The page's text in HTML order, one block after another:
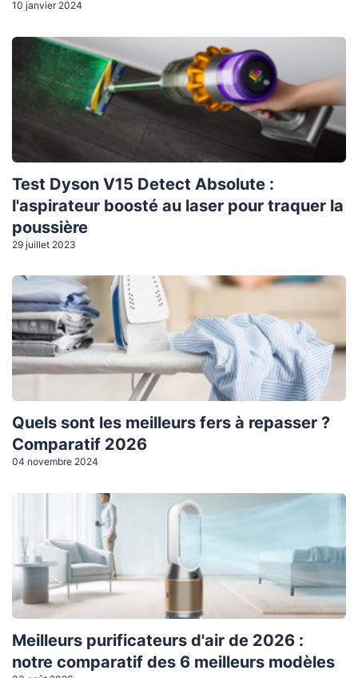
10 janvier 2024
Test Dyson V15 Detect Absolute :
l'aspirateur boosté au laser pour traquer la
poussière
29 juillet 2023
Quels sont les meilleurs fers à repasser ?
Comparatif 2026
04 novembre 2024
Meilleurs purificateurs d'air de 2026 :
notre comparatif des 6 meilleurs modèles